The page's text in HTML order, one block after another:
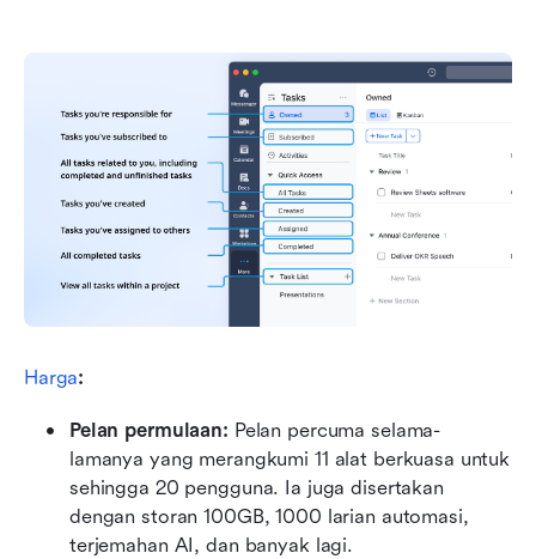
Harga:
Pelan permulaan: Pelan percuma selama-
lamanya yang merangkumi 11 alat berkuasa untuk
sehingga 20 pengguna. Ia juga disertakan
dengan storan 100GB, 1000 larian automasi,
terjemahan AI, dan banyak lagi.